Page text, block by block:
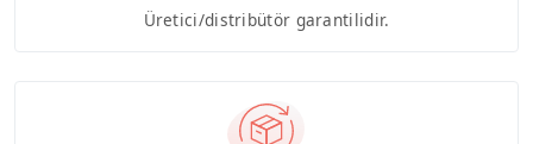
Üretici/distribütör garantilidir.